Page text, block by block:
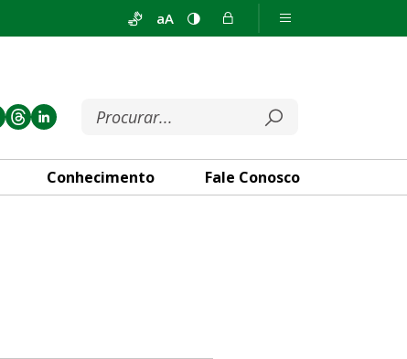
aA
Conhecimento Fale Conosco